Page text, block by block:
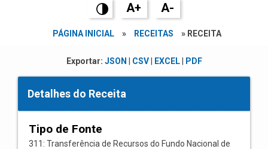
A+ A-
PÁGINA INICIAL » RECEITAS » RECEITA
Exportar: JSON CSV| EXCEL| PDF
Detalhes do Receita
Tipo de Fonte
311: Transferência de Recursos do Fundo Nacional de